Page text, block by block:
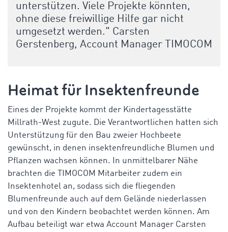
unterstützen. Viele Projekte könnten,
ohne diese freiwillige Hilfe gar nicht
umgesetzt werden." Carsten
Gerstenberg, Account Manager TIMOCOM
Heimat für Insektenfreunde
Eines der Projekte kommt der Kindertagesstätte
Millrath-West zugute. Die Verantwortlichen hatten sich
Unterstützung für den Bau zweier Hochbeete
gewünscht, in denen insektenfreundliche Blumen und
Pflanzen wachsen können. In unmittelbarer Nähe
brachten die TIMOCOM Mitarbeiter zudem ein
Insektenhotel an, sodass sich die fliegenden
Blumenfreunde auch auf dem Gelände niederlassen
und von den Kindern beobachtet werden können. Am
Aufbau beteiligt war etwa Account Manager Carsten